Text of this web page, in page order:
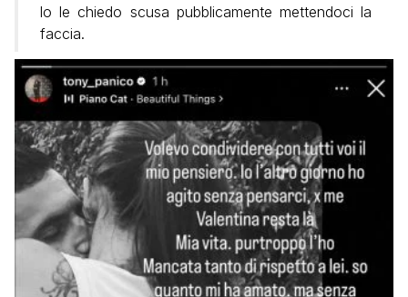
lo le chiedo scusa pubblicamente mettendoci la
faccia.